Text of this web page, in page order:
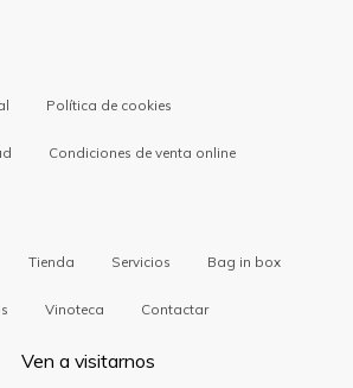
Política de cookies
Condiciones de venta online
Tienda Servicios Bag in box
Vinoteca Contactar
Ven a visitarnos